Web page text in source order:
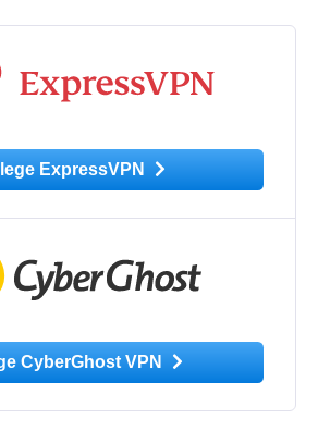
ExpressVPN
CyberGhost VPN